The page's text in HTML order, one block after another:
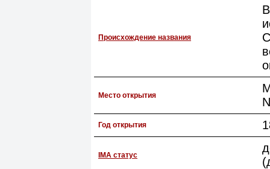
Происхождение названия
Место открытия
Год открытия
IMA статус